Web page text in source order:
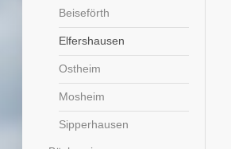
Beiseförth
Elfershausen
Ostheim
Mosheim
Sipperhausen